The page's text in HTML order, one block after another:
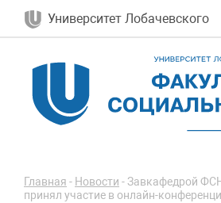
Университет Лобачевского
Главная - Новости -Завкафедрой
принял участие в онлайн-